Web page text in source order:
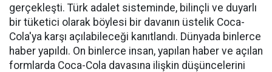
gerçekleşti. Türk adalet sisteminde, bilinçli ve duyarlı
bir tüketici olarak böylesi bir davanın üstelik Coca-
Cola'ya karşı açılabileceği kanıtlandı. Dünyada binlerce
haber yapıldı. On binlerce insan, yapılan haber ve açılan
formlarda Coca-Cola davasına ilişkin düşüncelerini